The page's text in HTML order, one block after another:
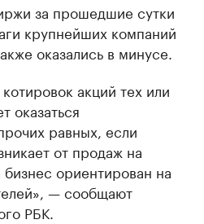
за прошедшие сутки
крупнейших компаний
оказались в минусе.
акций тех или
оказаться
равных, если
от продаж на
ориентирован на
— сообщают
РБК.